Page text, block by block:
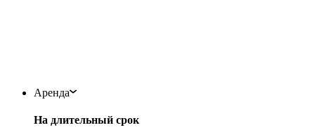
Аренда
На длительный срок